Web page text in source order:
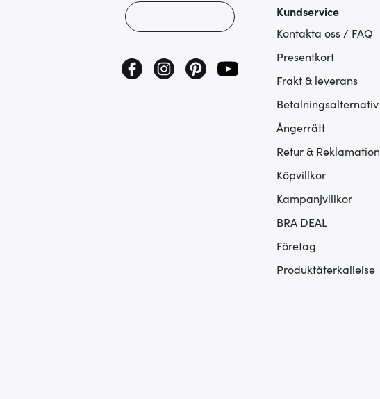
Kundservice
Kontakta oss / FAQ
Presentkort
Frakt & leverans
Betalningsalternativ
Ångerrätt
Retur & Reklamation
Köpvillkor
Kampanjvillkor
BRA DEAL
Företag
Produktåterkallelse